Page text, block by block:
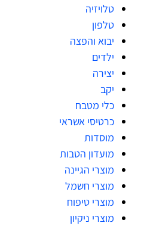
טלויזיה
טלפון
יבוא והפצה
ילדים
יצירה
יקב
כלי מטבח
כרטיסי אשראי
מוסדות
מועדון הטבות
מוצרי הגיינה
מוצרי חשמל
מוצרי טיפוח
מוצרי ניקיון